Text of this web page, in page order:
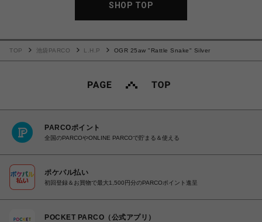
SHOP TOP
TOP 池袋PARCO L.H.P OGR 25aw "Rattle Snake" Silver
PARCOポイント
全国のPARCOやONLINE PARCOで貯まる＆使える
ポケパル払い
初回登録＆お買物で最大1,500円分のPARCOポイント進呈
POCKET PARCO（公式アプリ）